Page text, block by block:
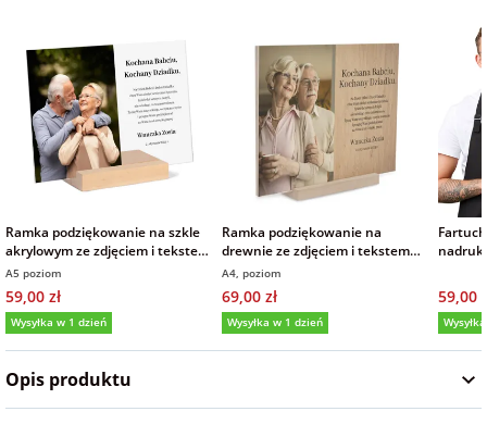
panieński
na wieczór
kawalerski
Ramka podziękowanie na szkle
akrylowym ze zdjęciem i tekstem
prezent dla Babci i Dziadka
15x21 cm
A5 poziom
59,00 zł
Wysyłka w 1 dzień
Ramka podziękowanie na
drewnie ze zdjęciem i tekstem
prezent dla Babci i Dziadka
A4, poziom
69,00 zł
Wysyłka w 1 dzień
59,00
Opis produktu